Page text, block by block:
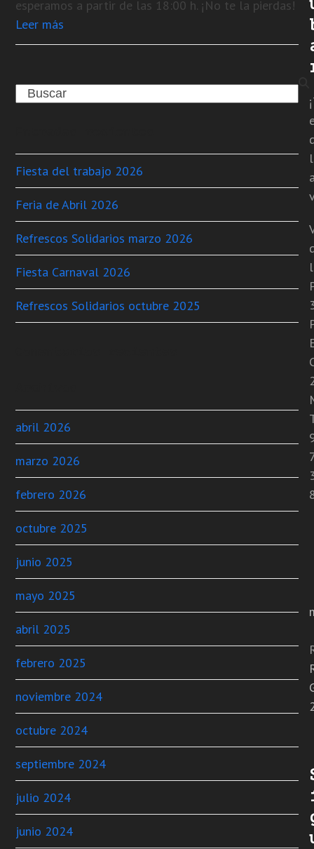
esperamos a partir de las 18:00 h. ¡No te la pierdas!
Leer más
Search
Fiesta del trabajo 2026
Feria de Abril 2026
Refrescos Solidarios marzo 2026
Fiesta Carnaval 2026
Refrescos Solidarios octubre 2025
abril 2026
marzo 2026
febrero 2026
octubre 2025
junio 2025
mayo 2025
abril 2025
febrero 2025
noviembre 2024
octubre 2024
septiembre 2024
julio 2024
junio 2024